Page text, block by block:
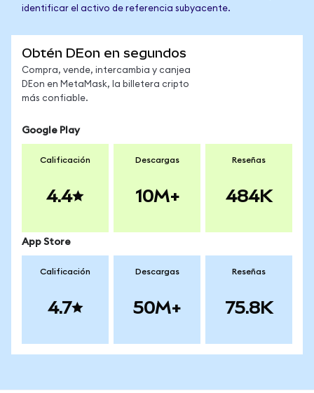
identificar el activo de referencia subyacente.
Obtén DEon en segundos
Compra, vende, intercambia y canjea
DEon en MetaMask, la billetera cripto
más confiable.
Google Play
Calificación
4.4
Descargas
10M+
Reseñas
484K
App Store
Calificación
4.7
Descargas
50M+
Reseñas
75.8K